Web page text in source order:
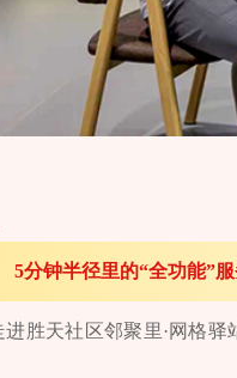
5分钟半径里的“全功能”服
进胜天社区邻聚里·网格